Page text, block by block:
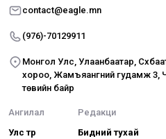
contact@eagle.mn
(976)-70129911
Монгол Улс, Улаанбаатар,
хороо, Жамъяангүний гудамж 3,
төвийн байр
Ангилал
Улс төр
Редакци
Бидний тухай